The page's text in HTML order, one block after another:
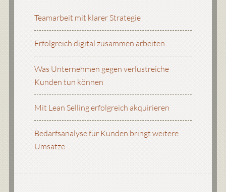
Teamarbeit mit klarer Strategie
Erfolgreich digital zusammen arbeiten
Was Unternehmen gegen verlustreiche
Kunden tun können
Mit Lean Selling erfolgreich akquirieren
Bedarfsanalyse für Kunden bringt weitere
Umsätze